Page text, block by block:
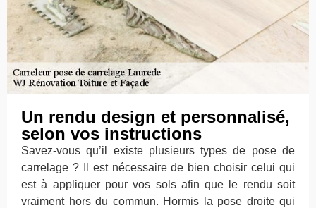
Un rendu design et personnalisé,
selon vos instructions
Savez-vous qu’il existe plusieurs types de pose de
carrelage ? Il est nécessaire de bien choisir celui qui
est à appliquer pour vos sols afin que le rendu soit
vraiment hors du commun. Hormis la pose droite qui